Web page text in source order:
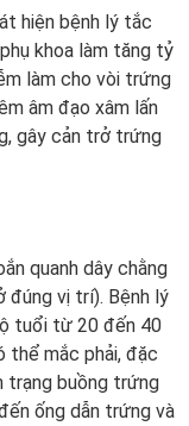
hiện bệnh lý tắc
khoa làm tăng tỷ
làm cho vòi trứng
âm đạo xâm lấn
gây cản trở trứng
quanh dây chằng
đúng vị trí). Bệnh lý
tuổi từ 20 đến 40
thể mắc phải, đặc
trạng buồng trứng
ống dẫn trứng và